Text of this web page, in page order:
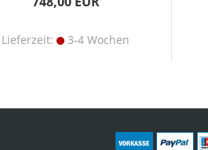
Lieferzeit: 3-4 Wochen